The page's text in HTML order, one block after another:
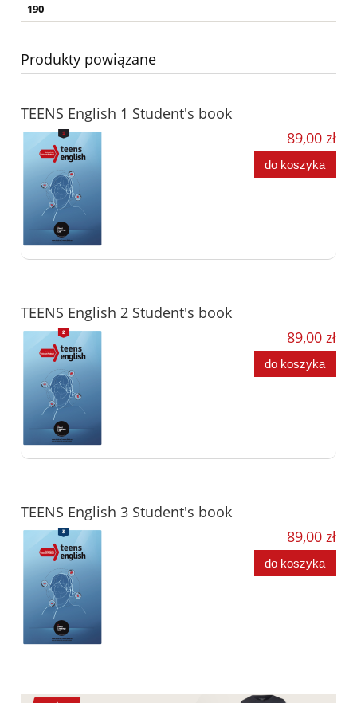
190
Produkty powiązane
TEENS English 1 Student's book
89,00 zł
do koszyka
TEENS English 2 Student's book
89,00 zł
do koszyka
TEENS English 3 Student's book
89,00 zł
do koszyka